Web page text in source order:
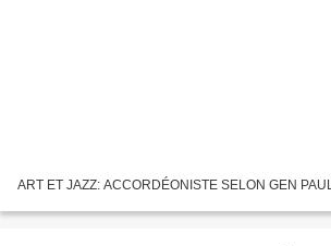
ART ET JAZZ: ACCORDÉONISTE SELON GEN PAUL